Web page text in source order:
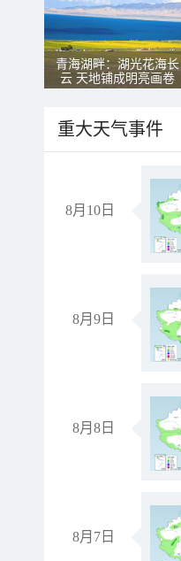
青海湖畔：湖光花海长
云 天地铺成明亮画卷
重大天气事件
8月10日
8月9日
8月8日
8月7日